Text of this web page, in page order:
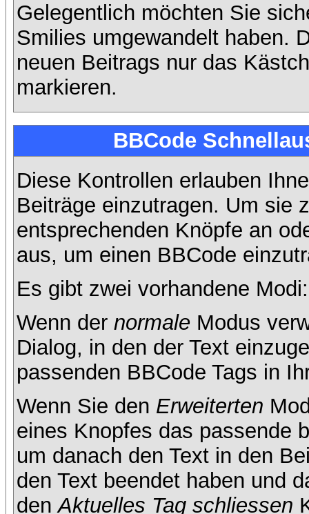
Gelegentlich möchten Sie
Smilies umgewandelt haben.
neuen Beitrags nur das
markieren.
BBCode
Diese Kontrollen erlauben
Beiträge einzutragen. Um sie
entsprechenden Knöpfe an
aus, um einen BBCode
Es gibt zwei vorhandene
Wenn der normale Modus
Dialog, in den der Text
passenden BBCode Tags in
Wenn Sie den Erweiterten
eines Knopfes das passende
um danach den Text in den
den Text beendet haben und
denAktuelles Tag schliessen